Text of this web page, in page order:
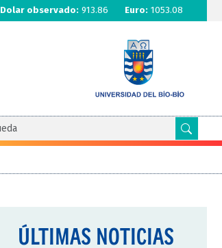
Dolar observado: 913.86 Euro: 1053.08
ÚLTIMAS NOTICIAS